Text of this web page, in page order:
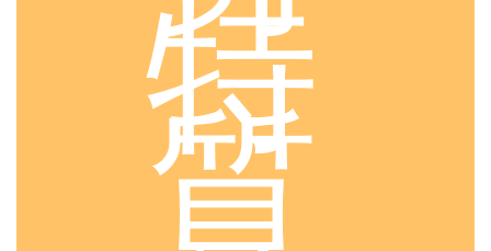
特
質